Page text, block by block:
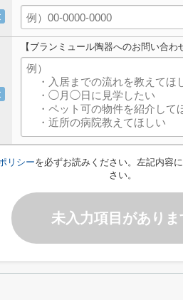
【ブランミュール陶器へのお問い合わ
リシーを必ずお読みください。左記内容
さい。
未入力項目がありま